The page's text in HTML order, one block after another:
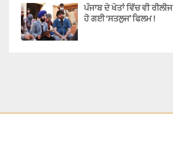
ਪੰਜਾਬ ਦੇ ਖੇਤਾਂ ਵਿੱਚ ਵੀ ਰੀਲੀਜ
ਹੋ ਗਈ ‘ਸਤਲੁਜ’ ਫਿਲਮ !